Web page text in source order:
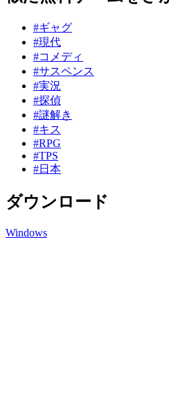
#ギャグ
#現代
#コメディ
#サスペンス
#実況
#探偵
#謎解き
#キス
#RPG
#TPS
#日本
ダウンロード
Windows